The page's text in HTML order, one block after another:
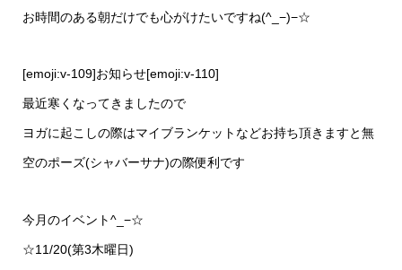
お時間のある朝だけでも心がけたいですね(^_−)−☆
[emoji:v-109]お知らせ[emoji:v-110]
最近寒くなってきましたので
ヨガに起こしの際はマイブランケットなどお持ち頂きますと無
空のポーズ(シャバーサナ)の際便利です
今月のイベント^_−☆
☆11/20(第3木曜日)